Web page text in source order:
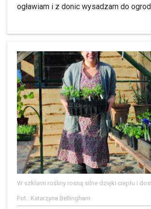
ogławiam i z donic wysadzam do
W szklarni rośliny rosną silne dzięki ciepłu i
Fot.: Katarzyna Bellingham